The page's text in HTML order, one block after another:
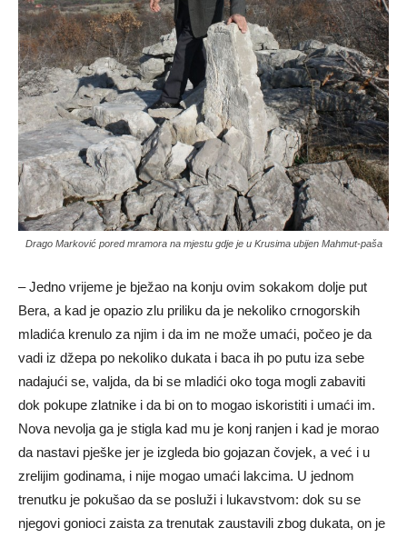
Drago Marković pored mramora na mjestu gdje je u Krusima ubijen Mahmut-paša
– Jedno vrijeme je bježao na konju ovim sokakom dolje put
Bera, a kad je opazio zlu priliku da je nekoliko crnogorskih
mladića krenulo za njim i da im ne može umaći, počeo je da
vadi iz džepa po nekoliko dukata i baca ih po putu iza sebe
nadajući se, valjda, da bi se mladići oko toga mogli zabaviti
dok pokupe zlatnike i da bi on to mogao iskoristiti i umaći im.
Nova nevolja ga je stigla kad mu je konj ranjen i kad je morao
da nastavi pješke jer je izgleda bio gojazan čovjek, a već i u
zrelijim godinama, i nije mogao umaći lakcima. U jednom
trenutku je pokušao da se posluži i lukavstvom: dok su se
njegovi gonioci zaista za trenutak zaustavili zbog dukata, on je